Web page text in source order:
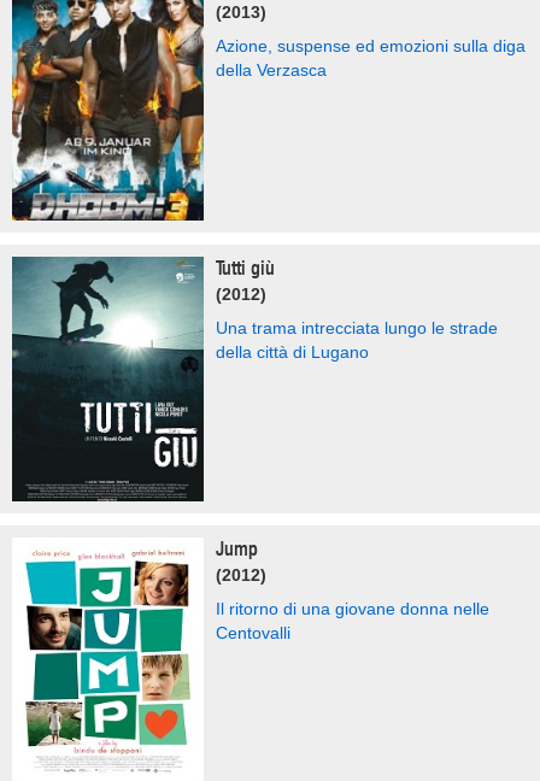
(2013)
Azione, suspense ed emozioni sulla diga
della Verzasca
Tutti giù
(2012)
Una trama intrecciata lungo le strade
della città di Lugano
Jump
(2012)
Il ritorno di una giovane donna nelle
Centovalli